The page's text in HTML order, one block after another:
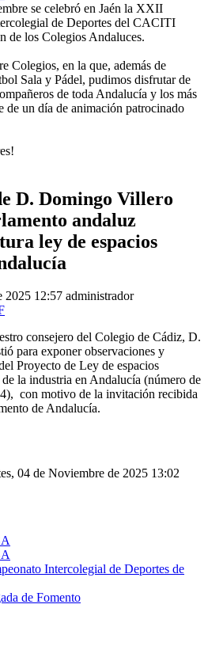
se celebró en Jaén la XXII
de Deportes del CACITI
de los Colegios Andaluces.
Colegios, en la que, además de
Sala y Pádel, pudimos disfrutar de
de toda Andalucía y los más
de un día de animación patrocinado
D. Domingo Villero
andaluz
ley de espacios
2025 12:57 administrador
consejero del Colegio de Cádiz, D.
para exponer observaciones y
Proyecto de Ley de espacios
la industria en Andalucía (número de
con motivo de la invitación recibida
de Andalucía.
04 de Noviembre de 2025 13:02
Intercolegial de Deportes de
de Fomento